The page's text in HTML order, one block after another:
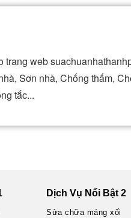
web
Sơn nhà, Chống thấm,
tắc...
Dịch Vụ Nổi Bật 2
Sửa chữa máng xối